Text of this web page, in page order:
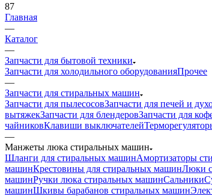
87
Главная
—
Каталог
—
Запчасти для бытовой техники
Запчасти для холодильного оборудованияПрочее
—
Запчасти для стиральных машин
Запчасти для пылесосовЗапчасти для печей и
вытяжекЗапчасти для блендеровЗапчасти для
чайниковКлавиши выключателей
—
Манжеты люка стиральных машин
Шланги для стиральных машинАмортизаторы
машинКрестовины для стиральных машинЛюки
машинРучки люка стиральных машинСальники
машинШкивы барабанов стиральных машин